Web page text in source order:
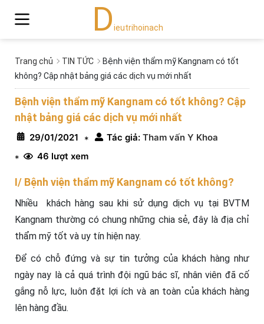
Dieutrihoinach
Trang chủ TIN TỨC
Bệnh viện thẩm mỹ Kangnam có tốt
không? Cập nhật bảng giá các dịch vụ mới nhất
Bệnh viện thẩm mỹ Kangnam có tốt không? Cập
nhật bảng giá các dịch vụ mới nhất
29/01/2021 * Tác giả: Tham vấn Y Khoa
*
46 lượt xem
I/ Bệnh viện thẩm mỹ Kangnam có tốt không?
Nhiều khách hàng sau khi sử dụng dịch vụ tại BVTM
Kangnam thường có chung những chia sẻ, đây là địa chỉ
thẩm mỹ tốt và uy tín hiện nay.
Để có chỗ đứng và sự tin tưởng của khách hàng như
ngày nay là cả quá trình đội ngũ bác sĩ, nhân viên đã cố
gắng nỗ lực, luôn đặt lợi ích và an toàn của khách hàng
lên hàng đầu.